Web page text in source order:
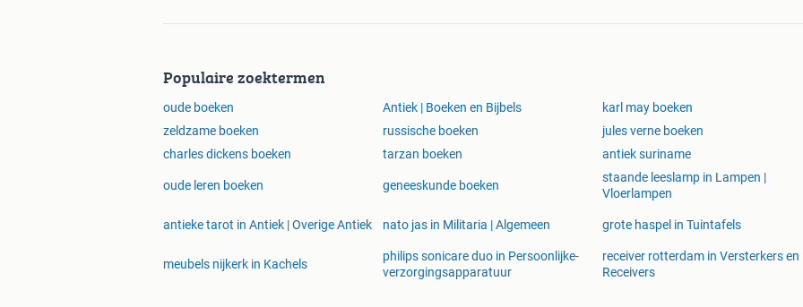
Populaire zoektermen
oude boeken Antiek | Boeken en Bijbels karl may boeken
zeldzame boeken
russische boeken jules verne boeken
charles dickens boeken
tarzan boeken antiek suriname
oude leren boeken geneeskunde boeken
staande leeslamp in Lampen |
Vloerlampen
antieke tarot in Antiek | Overige Antiek nato jas in Militaria | Algemeen grote haspel in Tuintafels
meubels nijkerk in Kachels
philips sonicare duo in Persoonlijke-
verzorgingsapparatuur
receiver rotterdam in Versterkers en
Receivers